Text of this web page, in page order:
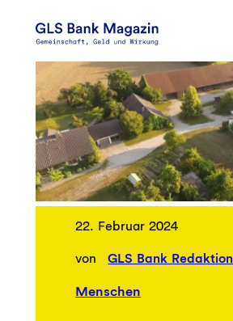
Inhalt
22. Februar 2024
von GLS Bank Redaktion
Menschen